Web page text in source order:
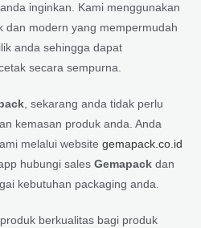
inginkan. Kami menggunakan
dan modern yang mempermudah
anda sehingga dapat
secara sempurna.
, sekarang anda tidak perlu
kemasan produk anda. Anda
melalui website gemapack.co.id
hubungi sales Gemapack dan
kebutuhan packaging anda.
berkualitas bagi produk